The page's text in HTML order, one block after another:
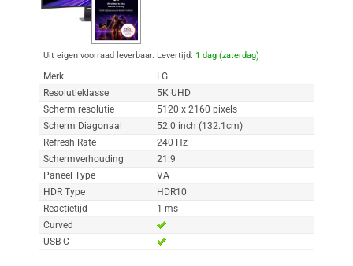
Uit eigen voorraad leverbaar. Levertijd: 1 dag (zaterdag)
Merk
LG
Resolutieklasse
5K UHD
Scherm resolutie
5120 x 2160 pixels
Scherm Diagonaal
52.0 inch (132.1cm)
Refresh Rate
240 Hz
Schermverhouding
21:9
Paneel Type
VA
HDR Type
HDR10
Reactietijd
1 ms
Curved
USB-C